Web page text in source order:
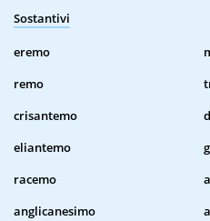
Sostantivi
eremo
remo
crisantemo
eliantemo
racemo
anglicanesimo